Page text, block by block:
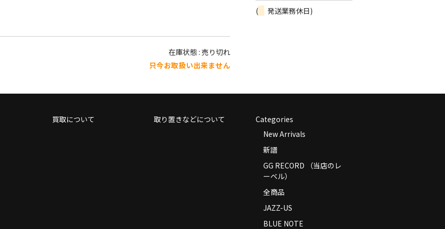
在庫状態 : 売り切れ
只今お取扱い出来ません
(
発送業務休日)
買取について 取り置きなどについて
Categories
New Arrivals
新譜
GG RECORD （当店のレ
ーベル）
全商品
JAZZ-US
BLUE NOTE